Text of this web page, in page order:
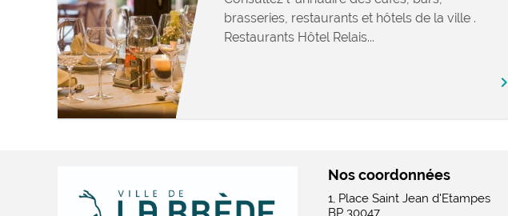
brasseries, restaurants et hôtels de la ville .
Restaurants Hôtel Relais...
chevron_right
Nos coordonnées
1, Place Saint Jean d'Etampes